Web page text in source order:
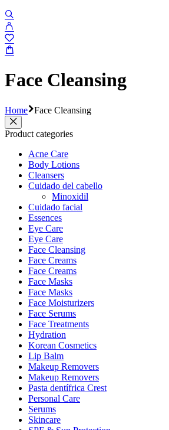
Face Cleansing
Home Face Cleansing
Product categories
Acne Care
Body Lotions
Cleansers
Cuidado del cabello
Minoxidil
Cuidado facial
Essences
Eye Care
Eye Care
Face Cleansing
Face Creams
Face Creams
Face Masks
Face Masks
Face Moisturizers
Face Serums
Face Treatments
Hydration
Korean Cosmetics
Lip Balm
Makeup Removers
Makeup Removers
Pasta dentífrica Crest
Personal Care
Serums
Skincare